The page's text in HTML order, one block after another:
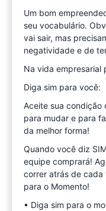
Um bom
seu vocabulário.
vai sair, mas
negatividade e de
Na vida empresarial
Diga sim para você:
Aceite sua condição
para mudar e para
da melhor forma!
Quando você diz
equipe comprará!
correr atrás de cada
para o Momento!
• Diga sim para o